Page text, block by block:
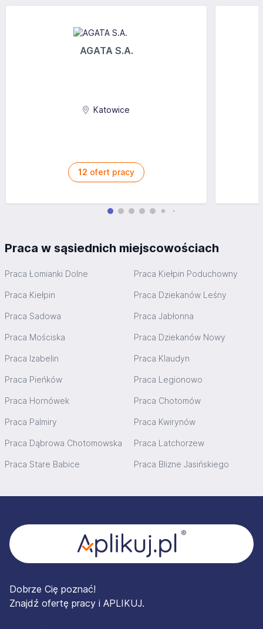
AGATA S.A.
Katowice
12 ofert pracy
Praca w sąsiednich miejscowościach
Praca Łomianki Dolne Praca Kiełpin Poduchowny
Praca Kiełpin Praca Dziekanów Leśny
Praca Sadowa Praca Jabłonna
Praca Mościska Praca Dziekanów Nowy
Praca Izabelin Praca Klaudyn
Praca Pieńków Praca Legionowo
Praca Hornówek Praca Chotomów
Praca Palmiry Praca Kwirynów
Praca Dąbrowa Chotomowska Praca Latchorzew
Praca Stare Babice Praca Blizne Jasińskiego
Dobrze Cię poznać!
Znajdź ofertę pracy i APLIKUJ.